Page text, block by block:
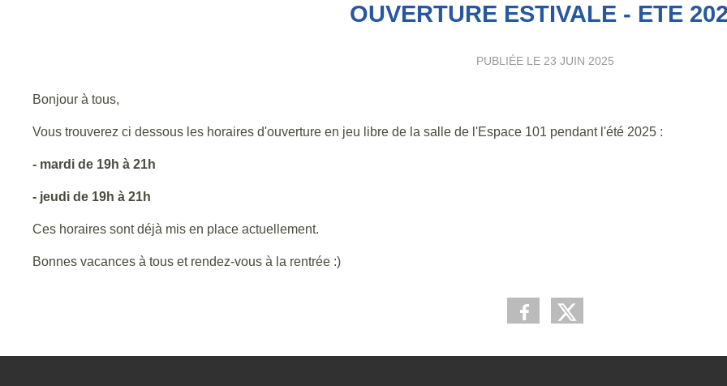
OUVERTURE ESTIVALE - ETE
PUBLIÉE LE 23 JUIN 2025
Bonjour à tous,
Vous trouverez ci dessous les horaires d'ouverture en jeu libre de la salle de l'Espace 101 pendant l'été 2025 :
- mardi de 19h à 21h
- jeudi de 19h à 21h
Ces horaires sont déjà mis en place actuellement.
Bonnes vacances à tous et rendez-vous à la rentrée :)